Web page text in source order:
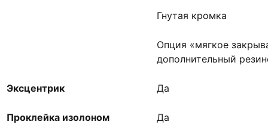
Гнутая кромка
Опция «мягкое
дополнительный
Эксцентрик Да
Проклейка изолоном Да